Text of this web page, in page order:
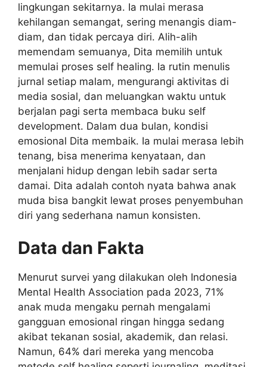
lingkungan sekitarnya. Ia mulai merasa
kehilangan semangat, sering menangis diam-
diam, dan tidak percaya diri. Alih-alih
memendam semuanya, Dita memilih untuk
memulai proses self healing. Ia rutin menulis
jurnal setiap malam, mengurangi aktivitas di
media sosial, dan meluangkan waktu untuk
berjalan pagi serta membaca buku self
development. Dalam dua bulan, kondisi
emosional Dita membaik. Ia mulai merasa lebih
tenang, bisa menerima kenyataan, dan
menjalani hidup dengan lebih sadar serta
damai. Dita adalah contoh nyata bahwa anak
muda bisa bangkit lewat proses penyembuhan
diri yang sederhana namun konsisten.
Data dan Fakta
Menurut survei yang dilakukan oleh Indonesia
Mental Health Association pada 2023, 71%
anak muda mengaku pernah mengalami
gangguan emosional ringan hingga sedang
akibat tekanan sosial, akademik, dan relasi.
Namun, 64% dari mereka yang mencoba